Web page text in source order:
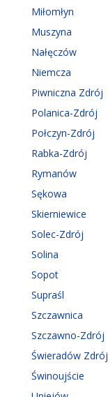
Miłomłyn
Muszyna
Nałęczów
Niemcza
Piwniczna Zdrój
Polanica-Zdrój
Połczyn-Zdrój
Rabka-Zdrój
Rymanów
Sękowa
Skierniewice
Solec-Zdrój
Solina
Sopot
Supraśl
Szczawnica
Szczawno-Zdrój
Świeradów Zdrój
Świnoujście